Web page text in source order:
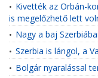
• Kivették az Orbán-
is megelőzhető lett
• Nagy a baj
• Szerbia is lángol, a
• Bolgár nyaralással